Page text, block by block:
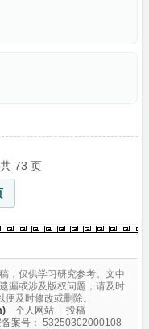
73 页
，仅供学习研究参考。文中
漏或涉及版权问题，请及时
及时修改或删除。
个人网站
投稿
案号： 53250302000108